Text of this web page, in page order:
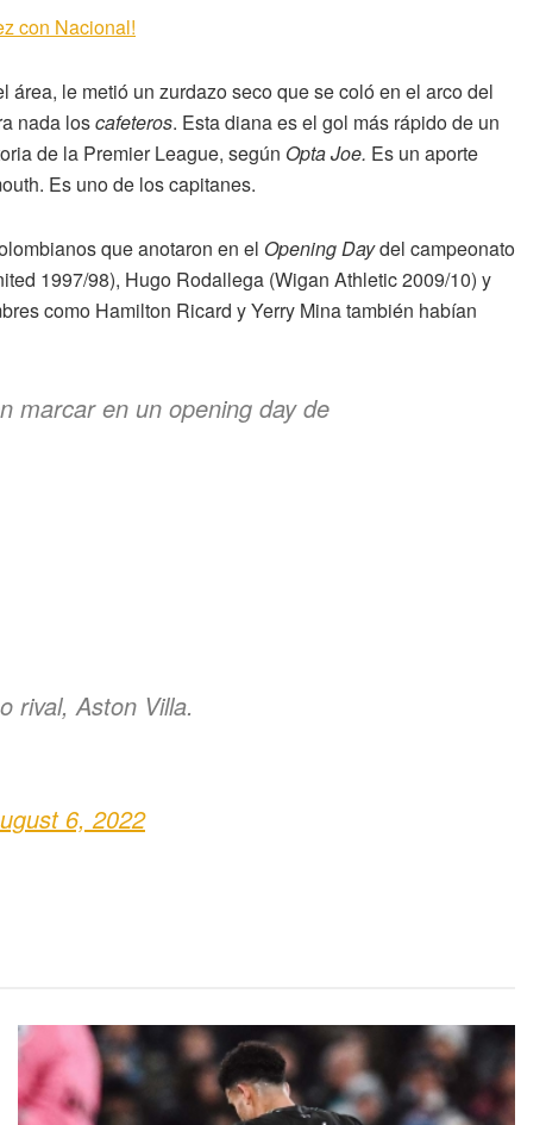
con Nacional!
le metió un zurdazo seco que se coló en el arco del
nada loscafeteros. Esta diana es el gol más rápido de un
de la Premier League, según Opta Joe. Es un aporte
Es uno de los capitanes.
que anotaron en el Opening Daydel campeonato
1997/98), Hugo Rodallega (Wigan Athletic 2009/10) y
como Hamilton Ricard y Yerry Mina también habían
marcar en un opening day de
rival, Aston Villa.
6, 2022